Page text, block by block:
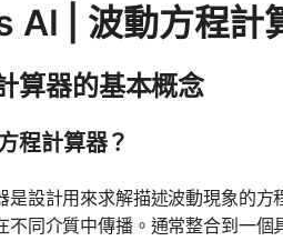
AI | 波動方程計
算器的基本概念
程計算器？
是設計用來求解描述波動現象的
不同介質中傳播。通常整合到一